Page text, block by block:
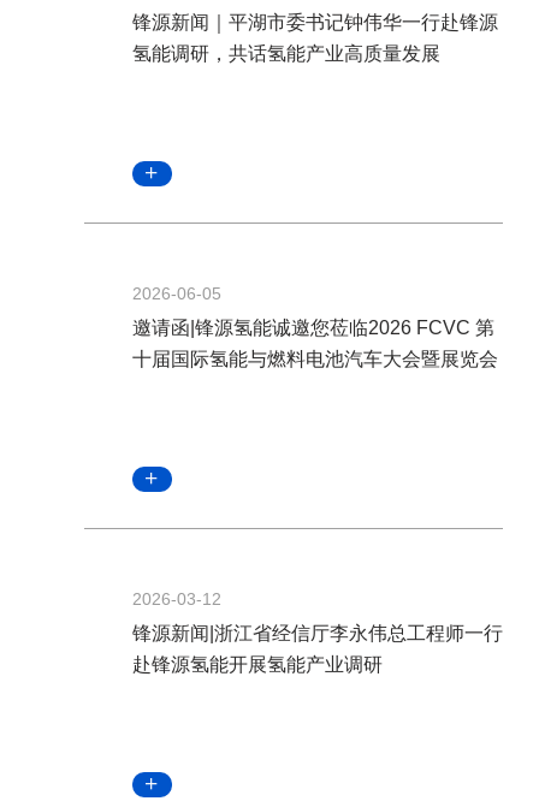
锋源新闻｜平湖市委书记钟伟华一行赴锋源
氢能调研，共话氢能产业高质量发展
2026-06-05
邀请函|锋源氢能诚邀您莅临2026 FCVC 第
十届国际氢能与燃料电池汽车大会暨展览会
2026-03-12
锋源新闻|浙江省经信厅李永伟总工程师一行
赴锋源氢能开展氢能产业调研